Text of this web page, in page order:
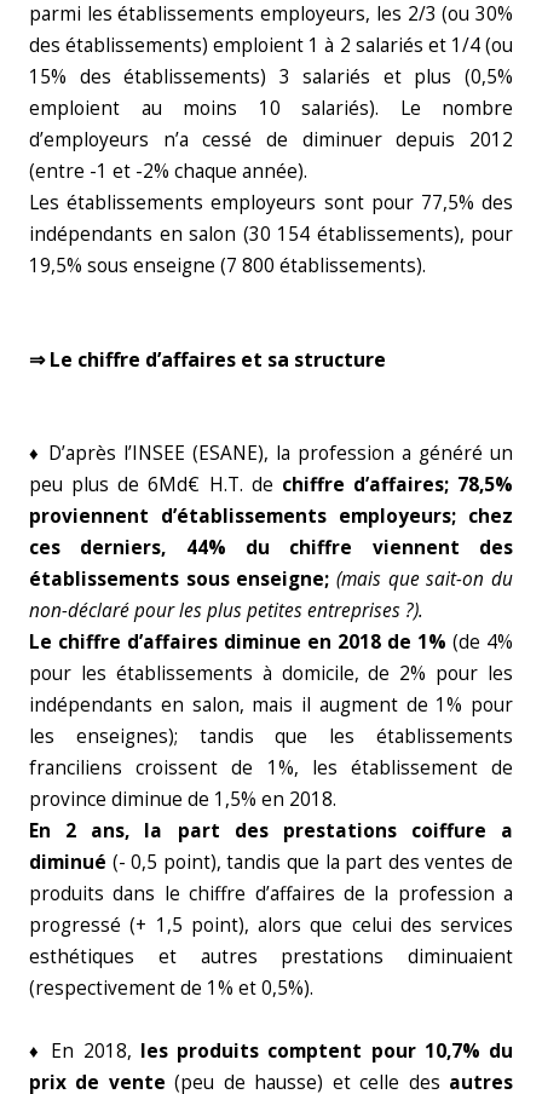
parmi les établissements employeurs, les 2/3 (ou 30%
des établissements) emploient 1 à 2 salariés et 1/4 (ou
15% des établissements) 3 salariés et plus (0,5%
emploient au moins 10 salariés). Le nombre
d’employeurs n’a cessé de diminuer depuis 2012
(entre -1 et -2% chaque année).
Les établissements employeurs sont pour 77,5% des
indépendants en salon (30 154 établissements), pour
19,5% sous enseigne (7 800 établissements).
⇒ Le chiffre d’affaires et sa structure
♦ D’après l’INSEE (ESANE), la profession a généré un
peu plus de 6Md€ H.T. de chiffre d’affaires; 78,5%
proviennent d’établissements employeurs; chez
ces derniers, 44% du chiffre viennent des
établissements sous enseigne; (mais que sait-on du
non-déclaré pour les plus petites entreprises ?).
Le chiffre d’affaires diminue en 2018 de 1% (de 4%
pour les établissements à domicile, de 2% pour les
indépendants en salon, mais il augment de 1% pour
les enseignes); tandis que les établissements
franciliens croissent de 1%, les établissement de
province diminue de 1,5% en 2018.
En 2 ans, la part des prestations coiffure a
diminué (- 0,5 point), tandis que la part des ventes de
produits dans le chiffre d’affaires de la profession a
progressé (+ 1,5 point), alors que celui des services
esthétiques et autres prestations diminuaient
(respectivement de 1% et 0,5%).
♦ En 2018, les produits comptent pour 10,7% du
prix de vente (peu de hausse) et celle des autres